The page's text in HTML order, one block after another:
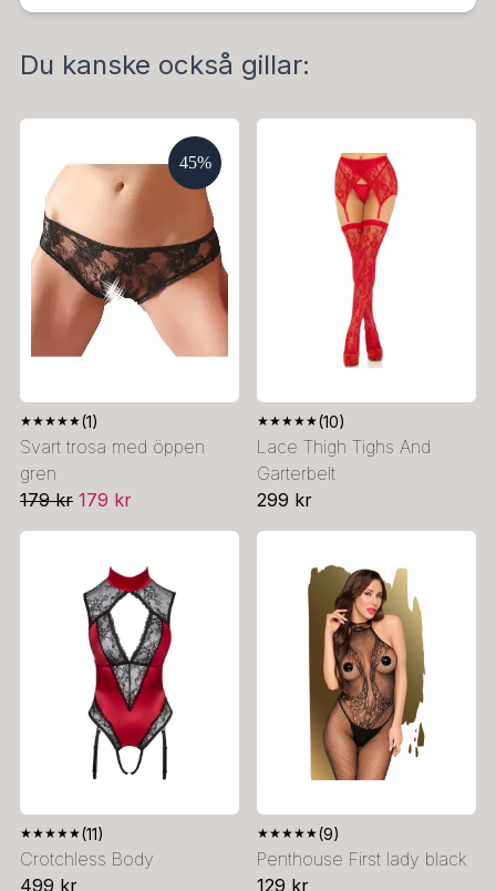
Du kanske också gillar:
★★★★★(1)
Svart trosa med öppen
gren
179 kr 179 kr
45%
★★★★★(10)
Lace Thigh Tighs And
Garterbelt
299 kr
★★★★★(11)
Crotchless Body
499 kr
★★★★★(9)
Penthouse First lady black
129 kr